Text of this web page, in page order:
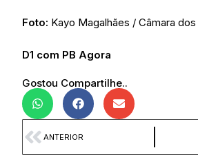
Foto: Kayo Magalhães / Câmara
D1 com PB Agora
Gostou Compartilhe..
ANTERIOR